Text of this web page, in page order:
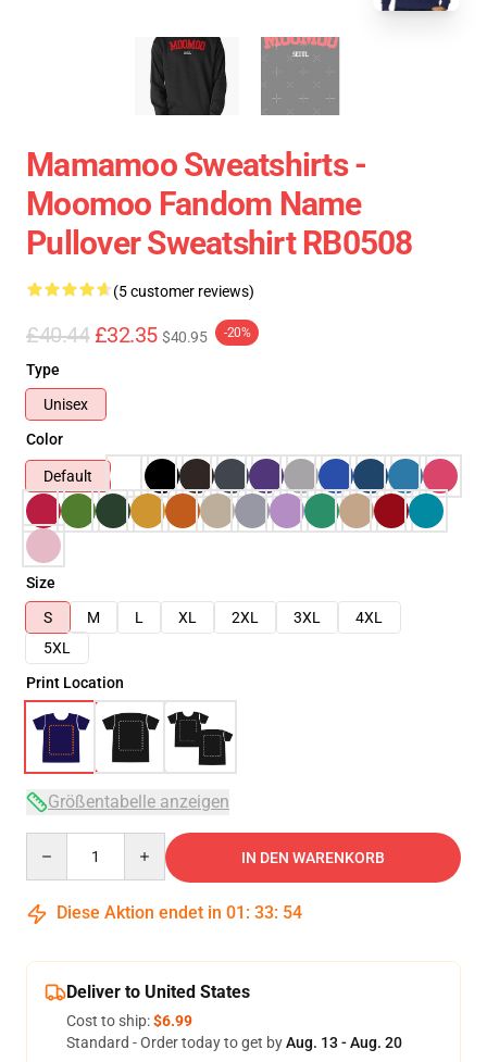
Mamamoo Sweatshirts -
Moomoo Fandom Name
Pullover Sweatshirt RB0508
(5 customer reviews)
£40.44 £32.35 $40.95 -20%
Type
Unisex
Color
Default
Size
S
M L XL 2XL 3XL
4XL
5XL
Print Location
Größentabelle anzeigen
IN DEN WARENKORB
Diese Aktion endet in 01 : 33: 54
Deliver to United States
Cost to ship:$6.99
Standard - Order today to get byAug. 13 - Aug. 20